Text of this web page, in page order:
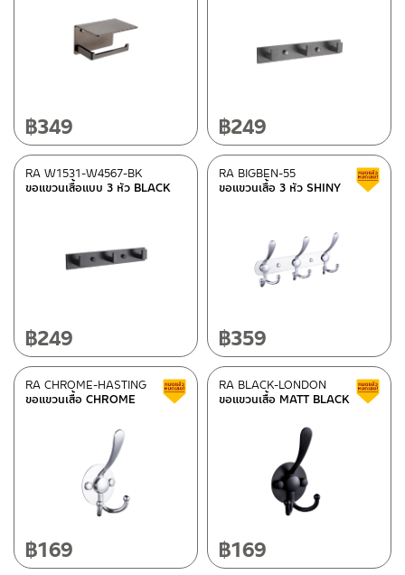
฿349 ฿249
ขอแขวนเสื้อแบบ 3 หัว BLACK
RA W1531-W4567-BK
฿249
ขอแขวนเสื้อ 3 หัว SHINY
RA BIGBEN-55
฿359
ขอแขวนเสื้อ CHROME
RA CHROME-HASTING Clearance sale
฿169
ขอแขวนเสื้อ MATT BLACK
RA BLACK-LONDON
฿169